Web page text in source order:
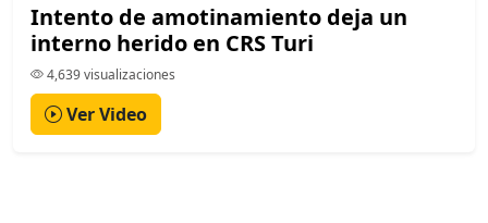
Intento de amotinamiento deja un
interno herido en CRS Turi
4,639 visualizaciones
Ver Video